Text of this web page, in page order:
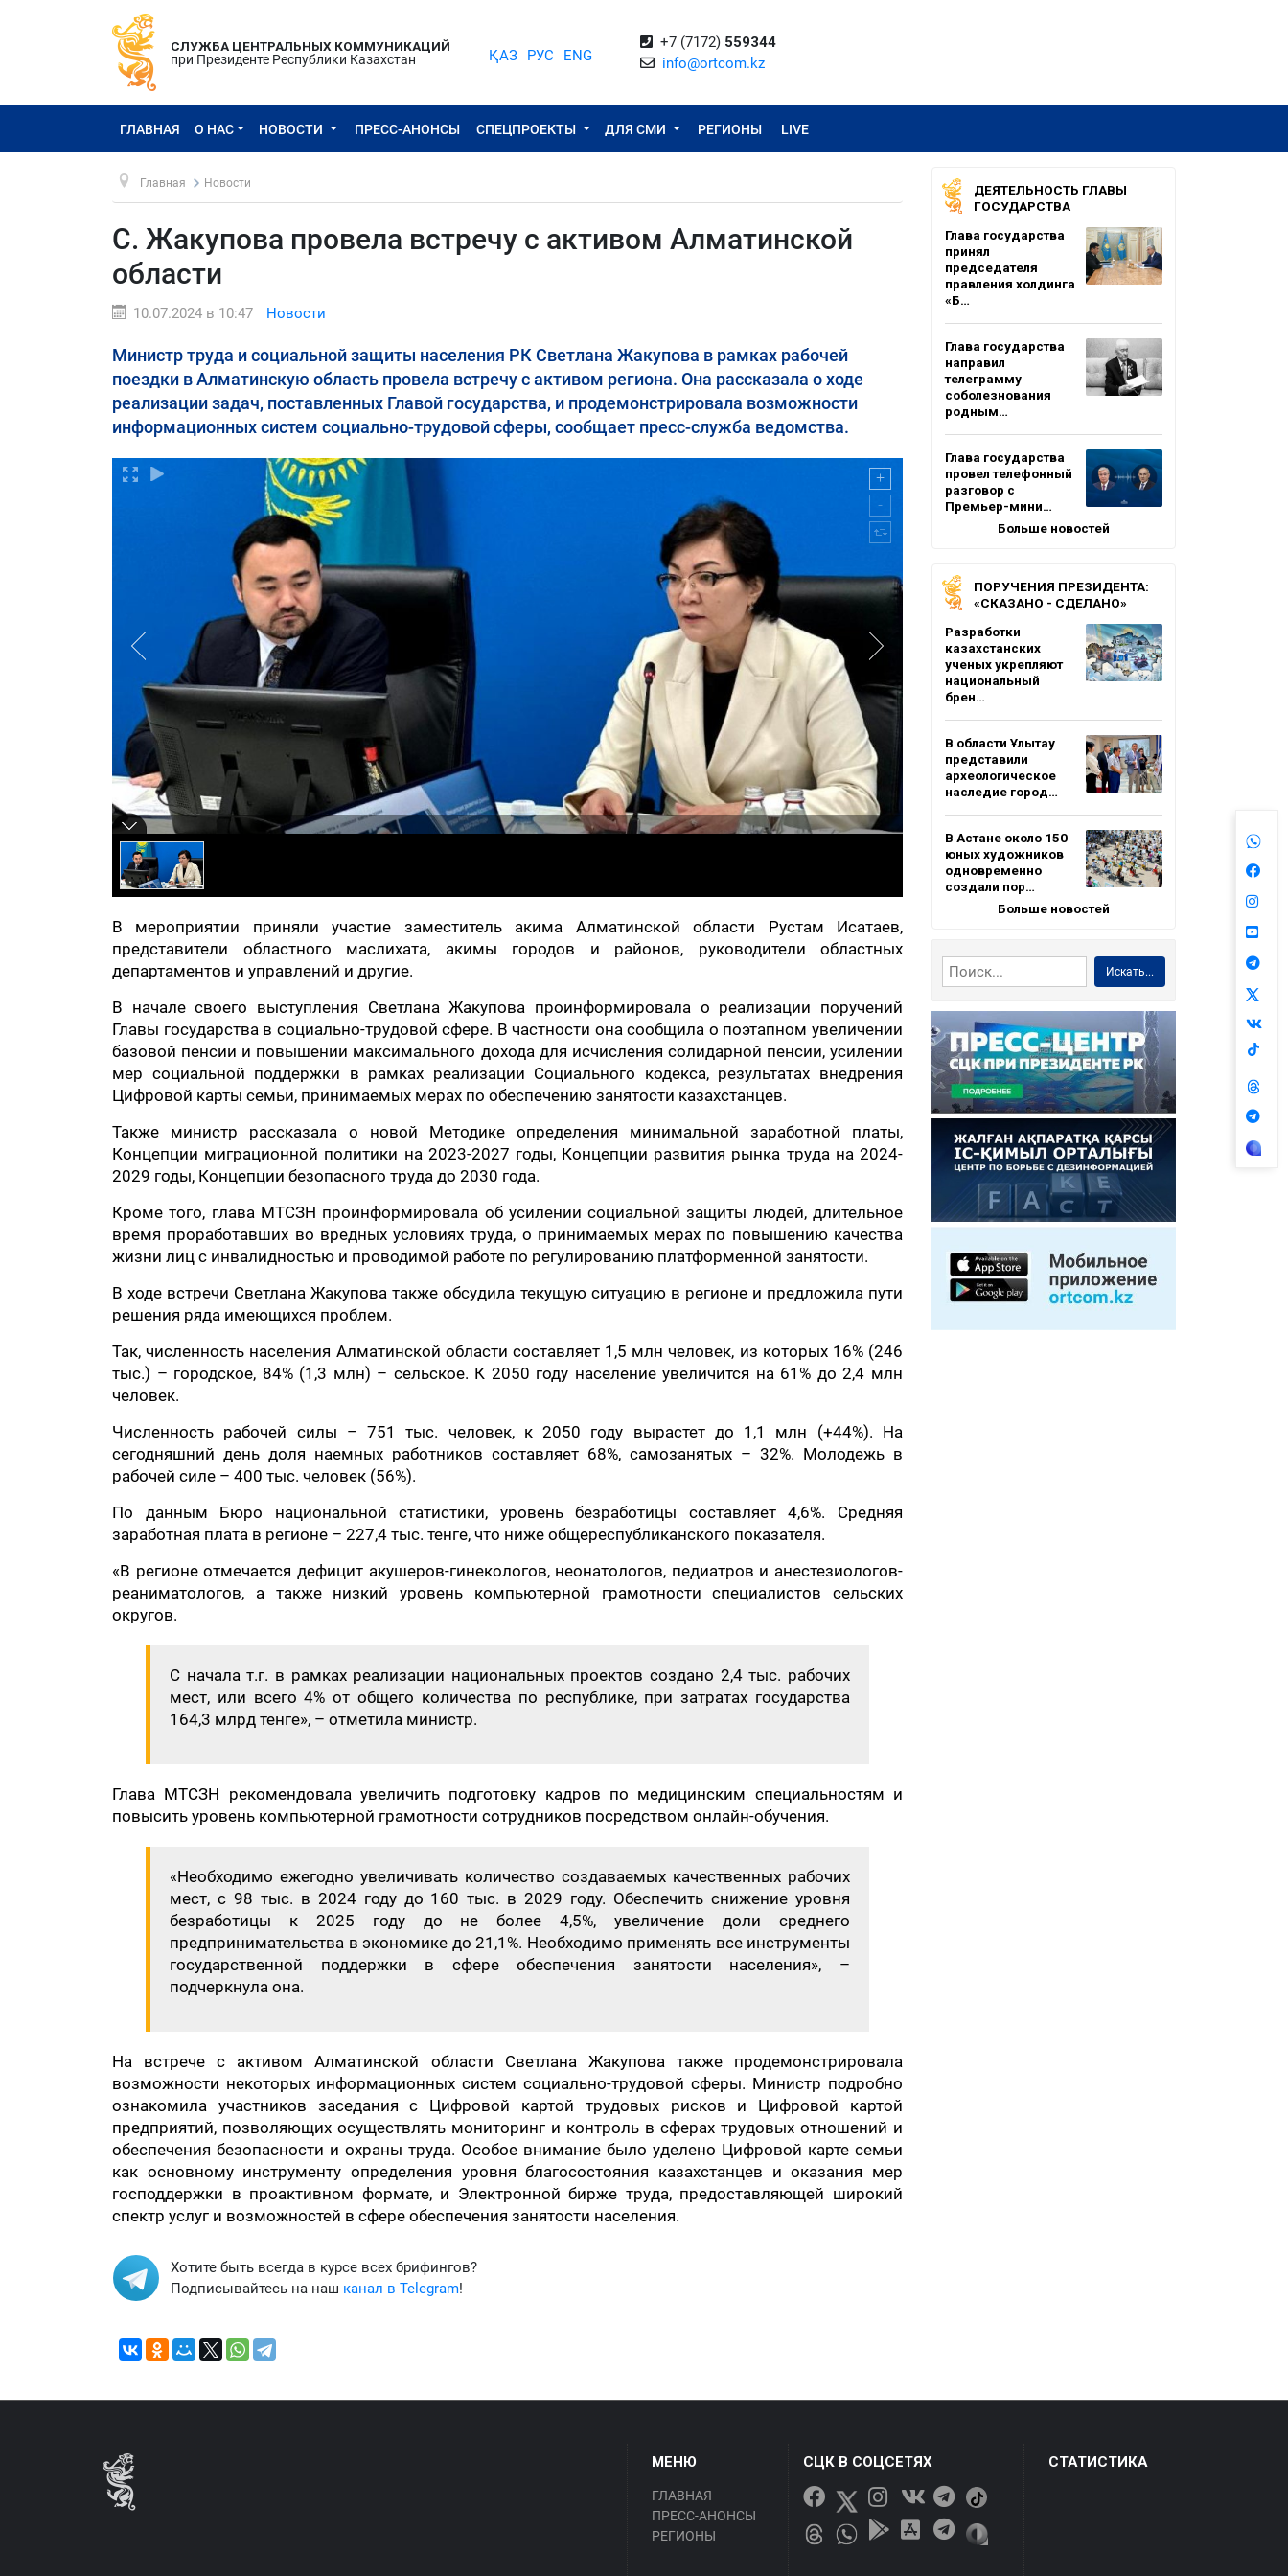
СЛУЖБА ЦЕНТРАЛЬНЫХ КОММУНИКАЦИЙ
при Президенте Республики Казахстан
ҚАЗ РУС ENG
+7 (7172) 559344
info@ortcom.kz
ГЛАВНАЯ О НАС НОВОСТИ ПРЕСС-АНОНСЫ СПЕЦПРОЕКТЫ ДЛЯ СМИ РЕГИОНЫ LIVE
Главная Новости
С. Жакупова провела встречу с активом Алматинской
области
10.07.2024 в 10:47 Новости
Министр труда и социальной защиты населения РК Светлана Жакупова в рамках рабочей
поездки в Алматинскую область провела встречу с активом региона. Она рассказала о ходе
реализации задач, поставленных Главой государства, и продемонстрировала возможности
информационных систем социально-трудовой сферы, сообщает пресс-служба ведомства.
В мероприятии приняли участие заместитель акима Алматинской области Рустам Исатаев,
представители областного маслихата, акимы городов и районов, руководители областных
департаментов и управлений и другие.
В начале своего выступления Светлана Жакупова проинформировала о реализации поручений
Главы государства в социально-трудовой сфере. В частности она сообщила о поэтапном увеличении
базовой пенсии и повышении максимального дохода для исчисления солидарной пенсии, усилении
мер социальной поддержки в рамках реализации Социального кодекса, результатах внедрения
Цифровой карты семьи, принимаемых мерах по обеспечению занятости казахстанцев.
Также министр рассказала о новой Методике определения минимальной заработной платы,
Концепции миграционной политики на 2023-2027 годы, Концепции развития рынка труда на 2024-
2029 годы, Концепции безопасного труда до 2030 года.
Кроме того, глава МТСЗН проинформировала об усилении социальной защиты людей, длительное
время проработавших во вредных условиях труда, о принимаемых мерах по повышению качества
жизни лиц с инвалидностью и проводимой работе по регулированию платформенной занятости.
В ходе встречи Светлана Жакупова также обсудила текущую ситуацию в регионе и предложила пути
решения ряда имеющихся проблем.
Так, численность населения Алматинской области составляет 1,5 млн человек, из которых 16% (246
тыс.) – городское, 84% (1,3 млн) – сельское. К 2050 году население увеличится на 61% до 2,4 млн
человек.
Численность рабочей силы – 751 тыс. человек, к 2050 году вырастет до 1,1 млн (+44%). На
сегодняшний день доля наемных работников составляет 68%, самозанятых – 32%. Молодежь в
рабочей силе – 400 тыс. человек (56%).
По данным Бюро национальной статистики, уровень безработицы составляет 4,6%. Средняя
заработная плата в регионе – 227,4 тыс. тенге, что ниже общереспубликанского показателя.
«В регионе отмечается дефицит акушеров-гинекологов, неонатологов, педиатров и анестезиологов-
реаниматологов, а также низкий уровень компьютерной грамотности специалистов сельских
округов.
С начала т.г. в рамках реализации национальных проектов создано 2,4 тыс. рабочих
мест, или всего 4% от общего количества по республике, при затратах государства
164,3 млрд тенге», – отметила министр.
Глава МТСЗН рекомендовала увеличить подготовку кадров по медицинским специальностям и
повысить уровень компьютерной грамотности сотрудников посредством онлайн-обучения.
«Необходимо ежегодно увеличивать количество создаваемых качественных рабочих
мест, с 98 тыс. в 2024 году до 160 тыс. в 2029 году. Обеспечить снижение уровня
безработицы к 2025 году до не более 4,5%, увеличение доли среднего
предпринимательства в экономике до 21,1%. Необходимо применять все инструменты
государственной поддержки в сфере обеспечения занятости населения», –
подчеркнула она.
На встрече с активом Алматинской области Светлана Жакупова также продемонстрировала
возможности некоторых информационных систем социально-трудовой сферы. Министр подробно
ознакомила участников заседания с Цифровой картой трудовых рисков и Цифровой картой
предприятий, позволяющих осуществлять мониторинг и контроль в сферах трудовых отношений и
обеспечения безопасности и охраны труда. Особое внимание было уделено Цифровой карте семьи
как основному инструменту определения уровня благосостояния казахстанцев и оказания мер
господдержки в проактивном формате, и Электронной бирже труда, предоставляющей широкий
спектр услуг и возможностей в сфере обеспечения занятости населения.
Хотите быть всегда в курсе всех брифингов?
Подписывайтесь на наш канал в Telegram!
ДЕЯТЕЛЬНОСТЬ ГЛАВЫ
ГОСУДАРСТВА
Глава государства
принял
председателя
правления холдинга
«Б…
Глава государства
направил
телеграмму
соболезнования
родным…
Глава государства
провел телефонный
разговор с
Премьер-мини…
Больше новостей
ПОРУЧЕНИЯ ПРЕЗИДЕНТА:
«СКАЗАНО - СДЕЛАНО»
Разработки
казахстанских
ученых укрепляют
национальный
брен…
В области Ұлытау
представили
археологическое
наследие город…
В Астане около 150
юных художников
одновременно
создали пор…
Больше новостей
Искать...
МЕНЮ
ГЛАВНАЯ
ПРЕСС-АНОНСЫ
РЕГИОНЫ
СЦК В СОЦСЕТЯХ СТАТИСТИКА